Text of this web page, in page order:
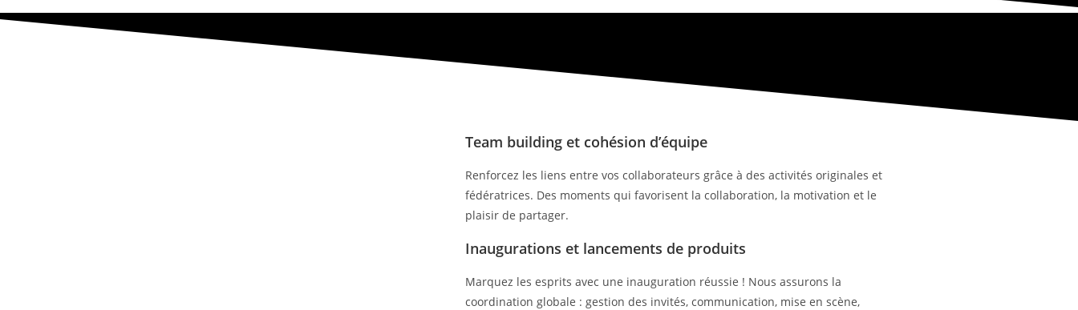
Team building et cohésion d’équipe
Renforcez les liens entre vos collaborateurs grâce à des activités originales et
fédératrices. Des moments qui favorisent la collaboration, la motivation et le
plaisir de partager.
Inaugurations et lancements de produits
Marquez les esprits avec une inauguration réussie ! Nous assurons la
coordination globale : gestion des invités, communication, mise en scène,